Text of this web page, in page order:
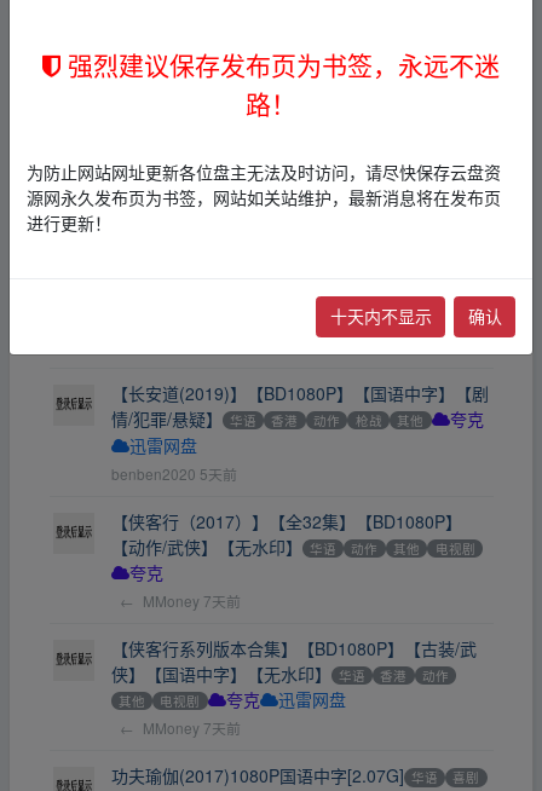
【亡命街头骑行Pasakalye(2026)】【1080P超
清】【中英双字】 华语
[省港旗兵][全1-3部合集][国粤双语][1080P蓝光][15.
5G
[国产剧]西游记(1986)4K修复国语中字(全25集)[17
迅雷网盘
【长安道(2019)】【BD1080P】【国语中字】【剧
情/犯罪/悬疑】
华语 香港 动作 枪战 其他
夸克
迅雷网盘
benben2020 5天前
【侠客行（2017）】【全32集】【BD1080P】
【动作/武侠】【无水印】
华语 动作 其他 电视剧
夸克
← MMoney 7天前
【侠客行系列版本合集】【BD1080P】【古装/武
侠】【国语中字】【无水印】
华语 香港
动作
其他
电视剧 夸克 迅雷网盘
← MMoney 7天前
功夫瑜伽(2017)1080P国语中字[2.07G] 华语
喜剧
强烈建议保存发布页为书签，永远不迷
路！
为防止网站网址更新各位盘主无法及时访问，请尽快保存云盘资
源网永久发布页为书签，网站如关站维护，最新消息将在发布页
进行更新！
十天内不显示 确认